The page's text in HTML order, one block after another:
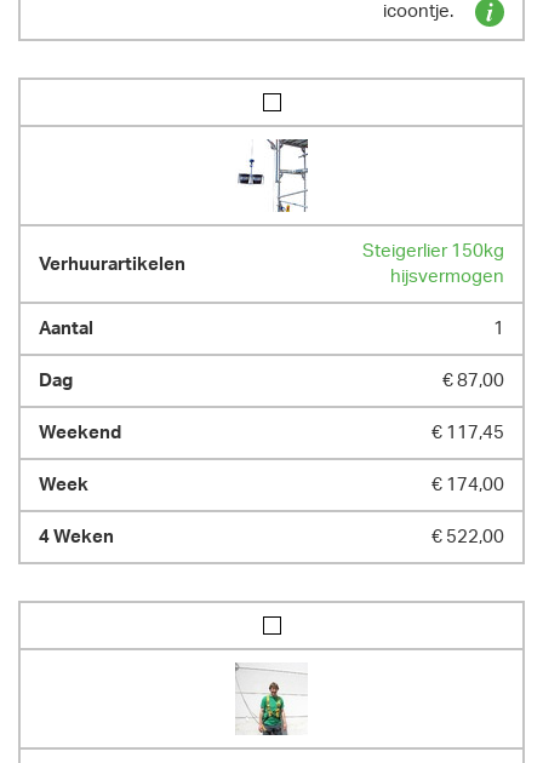
icoontje.
Steigerlier 150kg
hijsvermogen
1
€ 87,00
€ 117,45
€ 174,00
€ 522,00